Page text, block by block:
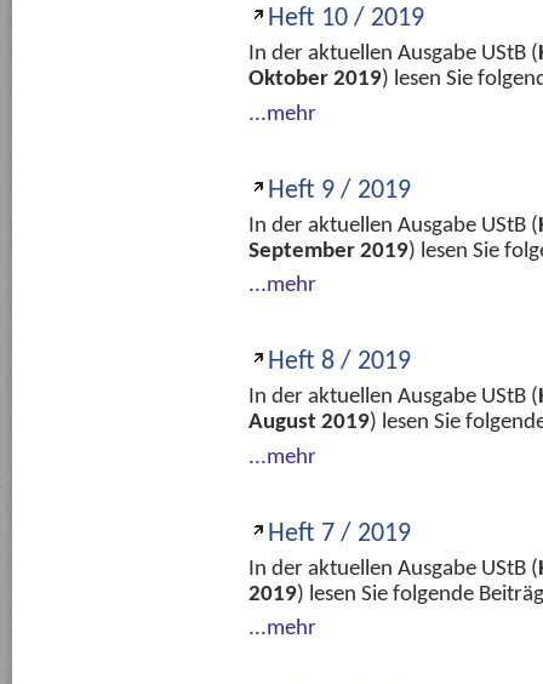
Heft 10 / 2019
In der aktuellen Ausgabe UStB (
Oktober 2019) lesen Sie
...mehr
Heft 9 / 2019
In der aktuellen Ausgabe UStB (
September 2019) lesen Sie
...mehr
Heft 8 / 2019
In der aktuellen Ausgabe UStB (
August 2019) lesen Sie
...mehr
Heft 7 / 2019
In der aktuellen Ausgabe UStB (
2019) lesen Sie folgende
...mehr